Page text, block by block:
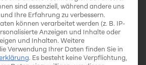
sind essenziell, während andere uns
Ihre Erfahrung zu verbessern.
können verarbeitet werden (z. B. IP-
Anzeigen und Inhalte oder
und Inhalten. Weitere
Verwendung Ihrer Daten finden Sie in
. Es besteht keine Verpflichtung,